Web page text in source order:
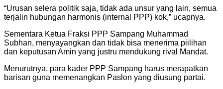
“Urusan selera politik saja, tidak ada unsur yang lain, semua
terjalin hubungan harmonis (internal PPP) kok,” ucapnya.
Sementara Ketua Fraksi PPP Sampang Muhammad
Subhan, menyayangkan dan tidak bisa menerima piilihan
dan keputusan Amin yang justru mendukung rival Mandat.
Menurutnya, para kader PPP Sampang harus merapatkan
barisan guna memenangkan Paslon yang diusung partai.